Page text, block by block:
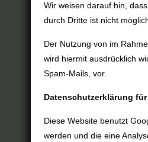
Wir weisen darauf hin,
durch Dritte ist nicht
Der Nutzung von im
wird hiermit ausdrücklich
Spam-Mails, vor.
Datenschutzerklärung
Diese Website benutzt
werden und die eine